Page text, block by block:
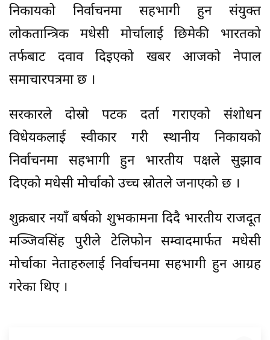
निकायको निर्वाचनमा सहभागी हुन संयुक्त
लोकतान्त्रिक मधेसी मोर्चालाई छिमेकी भारतको
तर्फबाट दवाव दिइएको खबर आजको नेपाल
समाचारपत्रमा छ ।
सरकारले दोस्रो पटक दर्ता गराएको संशोधन
विधेयकलाई स्वीकार गरी स्थानीय निकायको
निर्वाचनमा सहभागी हुन भारतीय पक्षले सुझाव
दिएको मधेसी मोर्चाको उच्च स्रोतले जनाएको छ ।
शुक्रबार नयाँ बर्षको शुभकामना दिदै भारतीय राजदूत
मञ्जिवसिंह पुरीले टेलिफोन सम्वादमार्फत मधेसी
मोर्चाका नेताहरुलाई निर्वाचनमा सहभागी हुन आग्रह
गरेका थिए ।